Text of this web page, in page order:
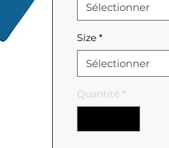
Sélectionner
Size *
Sélectionner
Quantité *